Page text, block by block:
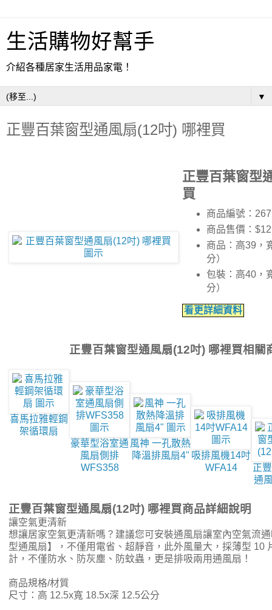
生活購物好幫手
介紹各種居家生活用品家電！
▼
正豐百葉窗型通風扇(12吋) 哪裡買
正豐百葉窗型
買
商品編號：
商品售價：
商品：高39，
分）
包裝：高40，
分）
看更詳細資料
正豐百葉窗型通風扇(12吋) 哪裡買相關
喜馬拉雅輕鋼
架循環扇
豪華型浴室通
風扇側排
WFS358
風神 一孔散熱
降溫排風扇4" 吸排風機14吋
WFA14
正
通
正豐百葉窗型通風扇(12吋) 哪裡買商品詳細說明
讓空氣更清新
想讓居家空氣更清新嗎？建議您可安裝通風扇讓室內空氣流
型通風扇】，不僅用電省、超靜音，此外風量大，採薄型 10
計，不僅防水、防灰塵、防蚊蟲，更是排吸兩用通風扇！
商品規格/材質
尺寸：高 12.5x寬 18.5x深 12.5公分